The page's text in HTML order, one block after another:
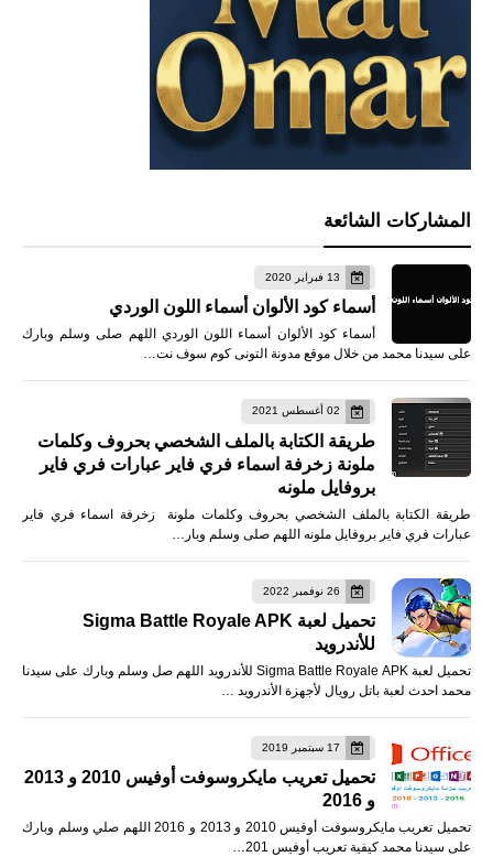
المشاركات الشائعة
13 فبراير 2020
أسماء كود الألوان أسماء اللون الوردي
أسماء كود الألوان أسماء اللون الوردي اللهم صلى وسلم وبارك
على سيدنا محمد من خلال موقع مدونة التونى كوم سوف نت…
02 أغسطس 2021
طريقة الكتابة بالملف الشخصي بحروف وكلمات
ملونة زخرفة اسماء فري فاير عبارات فري فاير
بروفايل ملونه
طريقة الكتابة بالملف الشخصي بحروف وكلمات ملونة زخرفة اسماء فري فاير
عبارات فري فاير بروفايل ملونه اللهم صلى وسلم وبار…
26 نوفمبر 2022
تحميل لعبة Sigma Battle Royale APK
للأندرويد
تحميل لعبة Sigma Battle Royale APK للأندرويد اللهم صل وسلم وبارك على سيدنا
محمد احدث لعبة باتل رويال لأجهزة الأندرويد …
17 سبتمبر 2019
تحميل تعريب مايكروسوفت أوفيس 2010 و 2013
و 2016
تحميل تعريب مايكروسوفت أوفيس 2010 و 2013 و 2016 اللهم صلي وسلم وبارك
على سيدنا محمد كيفية تعريب أوفيس 201…